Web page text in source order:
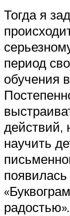
Тогда я
период
обучения
действий,
научить
радостью».